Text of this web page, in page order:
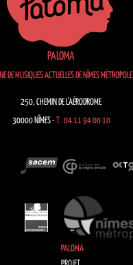
PALOMA
DE MUSIQUES ACTUELLES DE NÎMES MÉTROPOLE
250, CHEMIN DE L’AÉRODROME
30000 NÎMES -T. 04 11 94 00 10
PALOMA